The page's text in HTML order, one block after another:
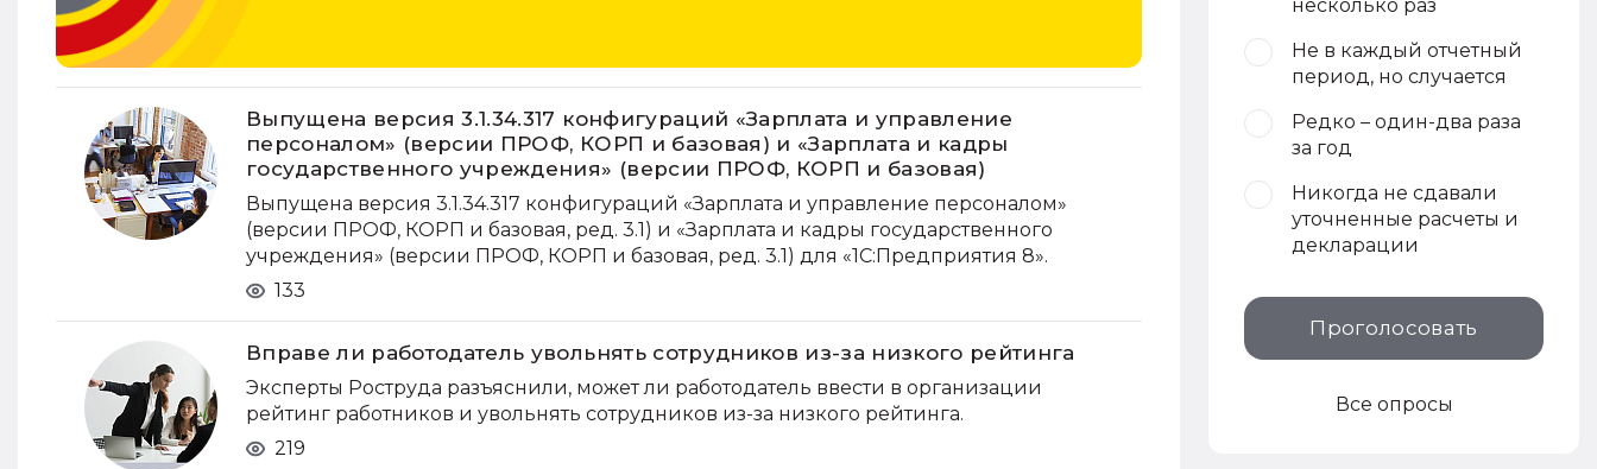
Выпущена версия 3.1.34.317 конфигураций «Зарплата и управление
персоналом» (версии ПРОФ, КОРП и базовая) и «Зарплата и кадры
государственного учреждения» (версии ПРОФ, КОРП и базовая)
Выпущена версия 3.1.34.317 конфигураций «Зарплата и управление персоналом»
(версии ПРОФ, КОРП и базовая, ред. 3.1) и «Зарплата и кадры государственного
учреждения» (версии ПРОФ, КОРП и базовая, ред. 3.1) для «1С:Предприятия 8».
133
Вправе ли работодатель увольнять сотрудников из-за низкого рейтинга
Эксперты Роструда разъяснили, может ли работодатель ввести в организации
рейтинг работников и увольнять сотрудников из-за низкого рейтинга.
219
несколько раз
Не в каждый отчетный
период, но случается
Редко – один-два раза
за год
Никогда не сдавали
уточненные расчеты и
декларации
Проголосовать
Все опросы